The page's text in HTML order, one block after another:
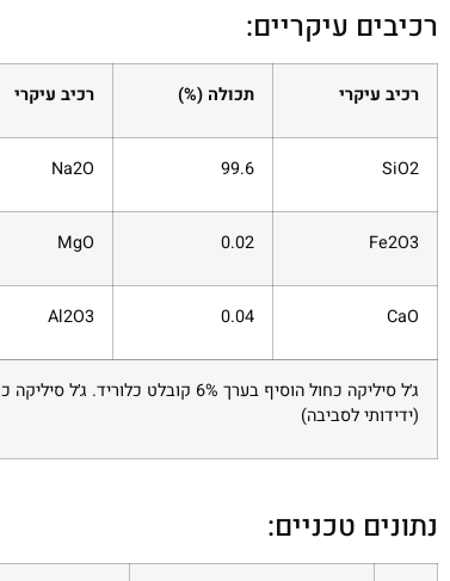
רכיבים עיקריים:
רכיב עיקרי תכולה (%) רכיב עיקרי
SiO2
99.6
Na2O
Fe2O3
0.02
MgO
CaO
0.04
Al2O3
(ידידותי לסביבה)
נתונים טכניים: